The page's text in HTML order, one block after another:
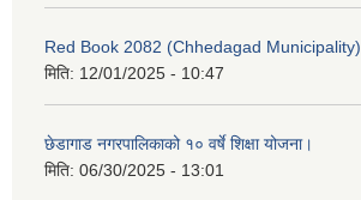
Red Book 2082 (Chhedagad Municipality)
मिति: 12/01/2025 - 10:47
छेडागाड नगरपालिकाको १० वर्षे शिक्षा योजना।
मिति: 06/30/2025 - 13:01